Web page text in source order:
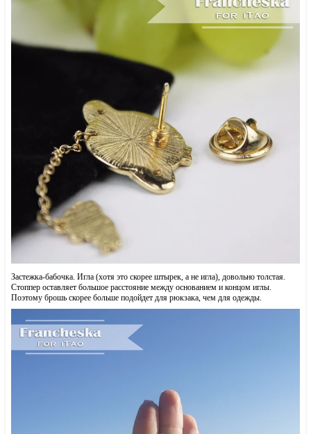
Застежка-бабочка. Игла (хотя это скорее штырек, а не игла), довольно толстая.
Стоппер оставляет большое расстояние между основанием и концом иглы.
Поэтому брошь скорее больше подойдет для рюкзака, чем для одежды.